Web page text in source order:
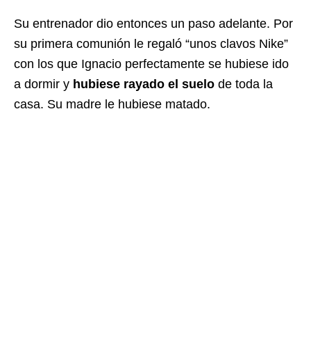
Su entrenador dio entonces un paso adelante. Por
su primera comunión le regaló “unos clavos Nike”
con los que Ignacio perfectamente se hubiese ido
a dormir y hubiese rayado el suelo de toda la
casa. Su madre le hubiese matado.